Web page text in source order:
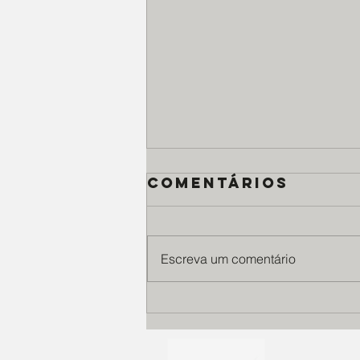
Comentários
Escreva um comentário